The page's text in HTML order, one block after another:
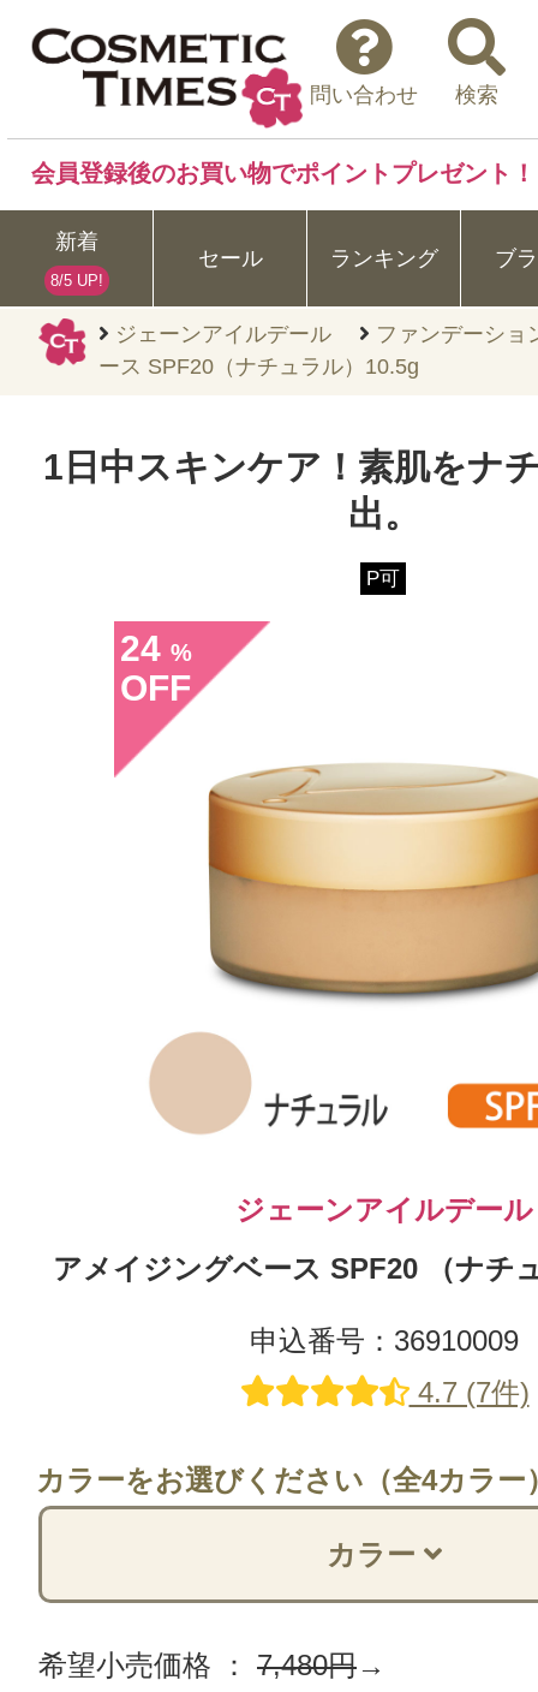
ジェーンアイルデール
ファンデーショ
ース SPF20（ナチュラル）10.5g
問い合わせ 検索
会員登録後のお買い物でポイントプレゼント！
新着
8/5 UP!
セール ランキング ブ
1日中スキンケア！素肌をナ
出。
P可
24 %
OFF
ジェーンアイルデール
アメイジングベース SPF20 （ナチ
申込番号：36910009
4.7 (7件)
カラーをお選びください（全4カラー
カラー
希望小売価格 ： 7,480円→